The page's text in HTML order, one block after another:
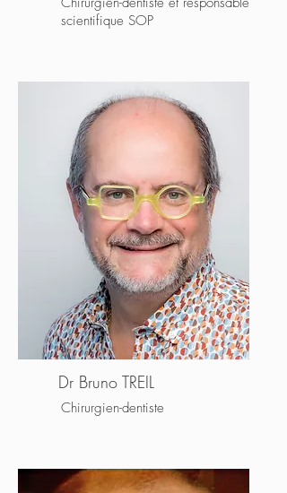
scientifique SOP
Dr Bruno TREIL
Chirurgien-dentiste